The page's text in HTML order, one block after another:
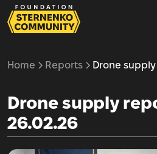
Home Reports Drone
Drone supply
26.02.26